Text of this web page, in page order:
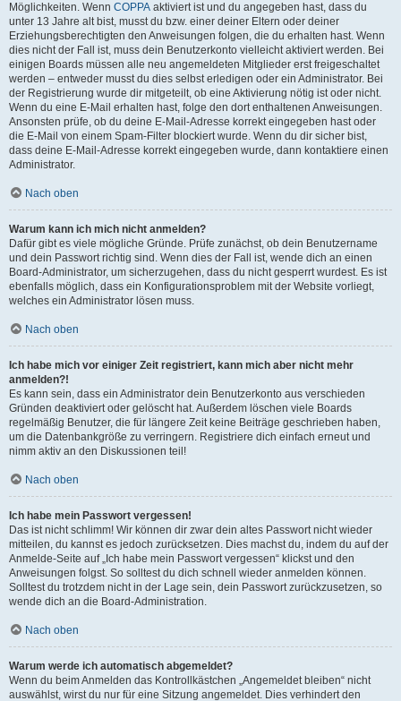
Möglichkeiten. Wenn COPPA aktiviert ist und du angegeben hast, dass du
unter 13 Jahre alt bist, musst du bzw. einer deiner Eltern oder deiner
Erziehungsberechtigten den Anweisungen folgen, die du erhalten hast. Wenn
dies nicht der Fall ist, muss dein Benutzerkonto vielleicht aktiviert werden. Bei
einigen Boards müssen alle neu angemeldeten Mitglieder erst freigeschaltet
werden – entweder musst du dies selbst erledigen oder ein Administrator. Bei
der Registrierung wurde dir mitgeteilt, ob eine Aktivierung nötig ist oder nicht.
Wenn du eine E-Mail erhalten hast, folge den dort enthaltenen Anweisungen.
Ansonsten prüfe, ob du deine E-Mail-Adresse korrekt eingegeben hast oder
die E-Mail von einem Spam-Filter blockiert wurde. Wenn du dir sicher bist,
dass deine E-Mail-Adresse korrekt eingegeben wurde, dann kontaktiere einen
Administrator.
Nach oben
Warum kann ich mich nicht anmelden?
Dafür gibt es viele mögliche Gründe. Prüfe zunächst, ob dein Benutzername
und dein Passwort richtig sind. Wenn dies der Fall ist, wende dich an einen
Board-Administrator, um sicherzugehen, dass du nicht gesperrt wurdest. Es ist
ebenfalls möglich, dass ein Konfigurationsproblem mit der Website vorliegt,
welches ein Administrator lösen muss.
Nach oben
Ich habe mich vor einiger Zeit registriert, kann mich aber nicht mehr
anmelden?!
Es kann sein, dass ein Administrator dein Benutzerkonto aus verschieden
Gründen deaktiviert oder gelöscht hat. Außerdem löschen viele Boards
regelmäßig Benutzer, die für längere Zeit keine Beiträge geschrieben haben,
um die Datenbankgröße zu verringern. Registriere dich einfach erneut und
nimm aktiv an den Diskussionen teil!
Nach oben
Ich habe mein Passwort vergessen!
Das ist nicht schlimm! Wir können dir zwar dein altes Passwort nicht wieder
mitteilen, du kannst es jedoch zurücksetzen. Dies machst du, indem du auf der
Anmelde-Seite auf „Ich habe mein Passwort vergessen“ klickst und den
Anweisungen folgst. So solltest du dich schnell wieder anmelden können.
Solltest du trotzdem nicht in der Lage sein, dein Passwort zurückzusetzen, so
wende dich an die Board-Administration.
Nach oben
Warum werde ich automatisch abgemeldet?
Wenn du beim Anmelden das Kontrollkästchen „Angemeldet bleiben“ nicht
auswählst, wirst du nur für eine Sitzung angemeldet. Dies verhindert den